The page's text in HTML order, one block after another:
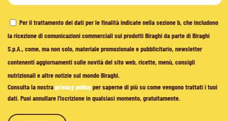
Per il trattamento dei dati per le finalità indicate nella sezione b, che includono
la ricezione di comunicazioni commerciali sui prodotti Biraghi da parte di Biraghi
S.p.A., come, ma non solo, materiale promozionale e pubblicitario, newsletter
contenenti aggiornamenti sulle novità del sito web, ricette, menù, consigli
nutrizionali e altre notizie sul mondo Biraghi.
Consulta la nostraprivacy policyper saperne di più su come vengono trattati i tuoi
dati. Puoi annullare l'iscrizione in qualsiasi momento, gratuitamente.